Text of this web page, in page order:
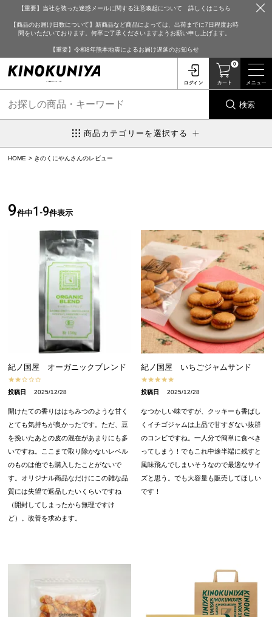
【重要】当社を装った迷惑メールに関する注意喚起について 詳しくはこちら
【商品のお届け日数について】新商品など商品によっては、出荷までに7日程度お時
間をいただいております。何卒ご了承くださいますようお願い申し上げます。
【重要】令和8年熊本地震によるお届け遅延のお知らせ
0
検索
商品カテゴリーを選択する
HOME きのくにやんさんのレビュー
9件中1 -9件表示
紀ノ国屋 オーガニックブレンド
投稿日 2025/12/28
開けたての香りははちみつのような甘く
とても気持ちが良かったです。ただ、豆
を挽いたあとの皮の混在があまりにも多
いですね。ここまで取り除かないレベル
のものは他でも購入したことがないで
す。オリジナル商品なだけにこの雑な品
質には失望で返品したいくらいですね
（開封してしまったから無理ですけ
ど）。改善を求めます。
紀ノ国屋 いちごジャムサンド
投稿日 2025/12/28
なつかしい味ですが、クッキーも香ばし
くイチゴジャムは上品で甘すぎない抜群
のコンビですね。一人分で簡単に食べき
ってしまう！でもこれ中途半端に残すと
風味飛んでしまいそうなので最適なサイ
ズと思う。でも大容量も販売してほしい
です！